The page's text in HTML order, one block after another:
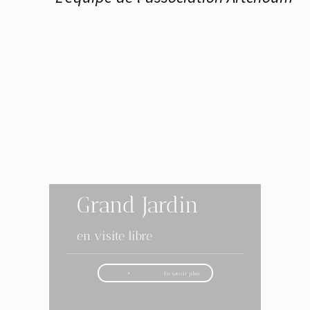
Grand Jardin
en visite libre
navigate_next En savoir plus